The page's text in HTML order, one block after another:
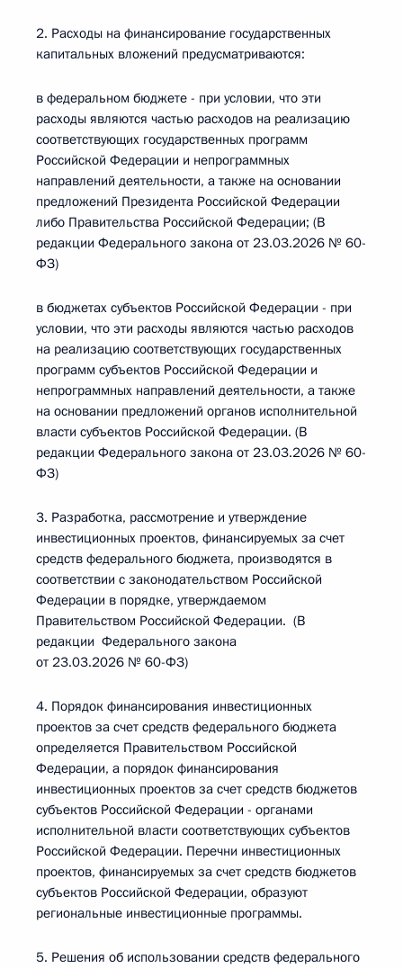
2. Расходы на финансирование государственных
капитальных вложений предусматриваются:
в федеральном бюджете - при условии, что эти
расходы являются частью расходов на реализацию
соответствующих государственных программ
Российской Федерации и непрограммных
направлений деятельности, а также на основании
предложений Президента Российской Федерации
либо Правительства Российской Федерации; (В
редакции Федерального закона от 23.03.2026 № 60-
ФЗ)
в бюджетах субъектов Российской Федерации - при
условии, что эти расходы являются частью расходов
на реализацию соответствующих государственных
программ субъектов Российской Федерации и
непрограммных направлений деятельности, а также
на основании предложений органов исполнительной
власти субъектов Российской Федерации. (В
редакции Федерального закона от 23.03.2026 № 60-
ФЗ)
3. Разработка, рассмотрение и утверждение
инвестиционных проектов, финансируемых за счет
средств федерального бюджета, производятся в
соответствии с законодательством Российской
Федерации в порядке, утверждаемом
Правительством Российской Федерации. (В
редакции Федерального закона
от 23.03.2026 № 60-ФЗ)
4. Порядок финансирования инвестиционных
проектов за счет средств федерального бюджета
определяется Правительством Российской
Федерации, а порядок финансирования
инвестиционных проектов за счет средств бюджетов
субъектов Российской Федерации - органами
исполнительной власти соответствующих субъектов
Российской Федерации. Перечни инвестиционных
проектов, финансируемых за счет средств бюджетов
субъектов Российской Федерации, образуют
региональные инвестиционные программы.
5. Решения об использовании средств федерального